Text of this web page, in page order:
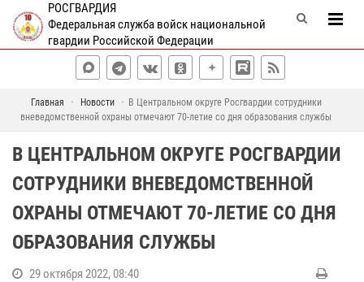
РОСГВАРДИЯ
Федеральная служба войск национальной
гвардии Российской Федерации
Главная Новости
В Центральном округе Росгвардии сотрудники
вневедомственной охраны отмечают 70-летие со дня образования службы
В ЦЕНТРАЛЬНОМ ОКРУГЕ РОСГВАРДИИ
СОТРУДНИКИ ВНЕВЕДОМСТВЕННОЙ
ОХРАНЫ ОТМЕЧАЮТ 70-ЛЕТИЕ СО ДНЯ
ОБРАЗОВАНИЯ СЛУЖБЫ
29 октября 2022, 08:40